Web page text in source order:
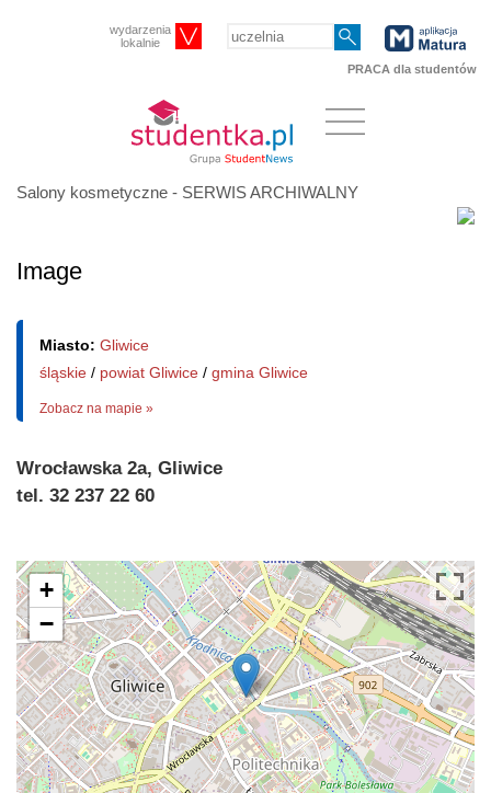
wydarzenia
lokalnie
PRACA dla studentów
Salony kosmetyczne - SERWIS ARCHIWALNY
Image
Miasto: Gliwice
śląskie / powiat Gliwice / gmina Gliwice
Zobacz na mapie »
Wrocławska 2a, Gliwice
tel. 32 237 22 60
+
−